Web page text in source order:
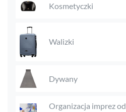
Kosmetyczki
Walizki
Dywany
Organizacja imprez od